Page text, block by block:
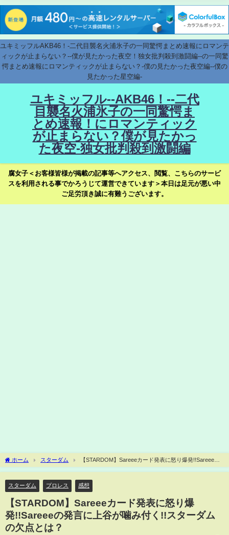
ユキミッフルAKB46！-二代目襲名火浦氷子の一同驚愕まとめ速報にロマンテ
ィックが止まらない？--僕が見たかった夜空！独女批判殺到激闘編--の一同驚
愕まとめ速報にロマンティックが止まらない？-僕の見たかった夜空編--僕の
見たかった星空編-
ユキミッフル--AKB46！--二代
目襲名火浦氷子の一同驚愕ま
とめ速報！にロマンティック
が止まらない？僕が見たかっ
た夜空-独女批判殺到激闘編
腐女子＜お客様皆様が掲載の記事等へアクセス、閲覧、こちらのサービ
スを利用される事でかろうじて運営できています＞本日は足元が悪い中
ご足労頂き誠に有難うございます。
ホーム スターダム
【STARDOM】Sareeeカード発表に怒り爆発!!Sareeeの
発言に上谷が噛み付く!!スターダムの欠点とは？
スターダム プロレス 感想
【STARDOM】Sareeeカード発表に怒り爆
発!!Sareeeの発言に上谷が噛み付く!!スターダム
の欠点とは？